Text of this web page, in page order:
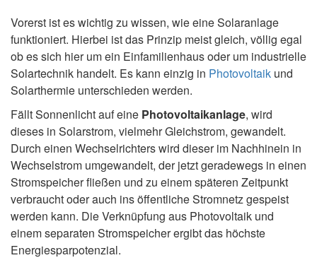
Vorerst ist es wichtig zu wissen, wie eine Solaranlage
funktioniert. Hierbei ist das Prinzip meist gleich, völlig egal
ob es sich hier um ein Einfamilienhaus oder um industrielle
Solartechnik handelt. Es kann einzig in Photovoltaik und
Solarthermie unterschieden werden.
Fällt Sonnenlicht auf eine Photovoltaikanlage, wird
dieses in Solarstrom, vielmehr Gleichstrom, gewandelt.
Durch einen Wechselrichters wird dieser im Nachhinein in
Wechselstrom umgewandelt, der jetzt geradewegs in einen
Stromspeicher fließen und zu einem späteren Zeitpunkt
verbraucht oder auch ins öffentliche Stromnetz gespeist
werden kann. Die Verknüpfung aus Photovoltaik und
einem separaten Stromspeicher ergibt das höchste
Energiesparpotenzial.